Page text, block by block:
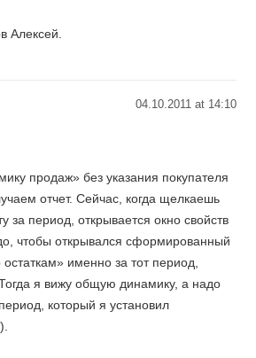
Алексей.
04.10.2011 at 14:10
продаж» без указания покупателя
отчет. Сейчас, когда щелкаешь
за период, открывается окно свойств
чтобы открывался сформированный
именно за тот период,
я вижу общую динамику, а надо
который я установил